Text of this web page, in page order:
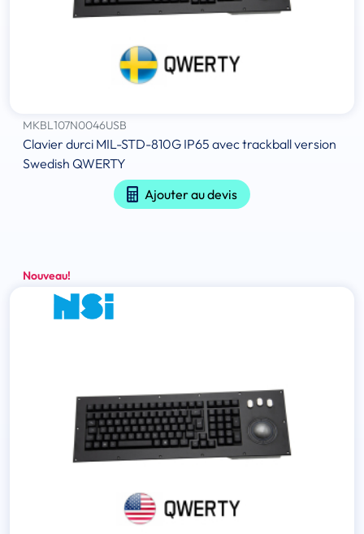
MKBL107N0046USB
Clavier durci MIL-STD-810G IP65 avec trackball version
Swedish QWERTY
Ajouter au devis
Nouveau!